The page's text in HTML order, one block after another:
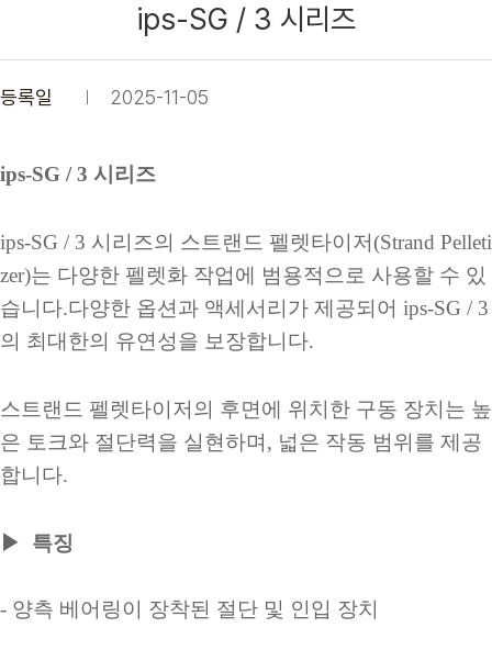
ips-SG / 3 시리즈
등록일 2025-11-05
ips-SG / 3 시리즈
ips-SG / 3 시리즈의 스트랜드 펠렛타이저(Strand Pelleti
zer)는 다양한 펠렛화 작업에 범용적으로 사용할 수 있
습니다.다양한 옵션과 액세서리가 제공되어 ips-SG / 3
의 최대한의 유연성을 보장합니다.
스트랜드 펠렛타이저의 후면에 위치한 구동 장치는 높
은 토크와 절단력을 실현하며, 넓은 작동 범위를 제공
합니다.
▶ 특징
- 양측 베어링이 장착된 절단 및 인입 장치